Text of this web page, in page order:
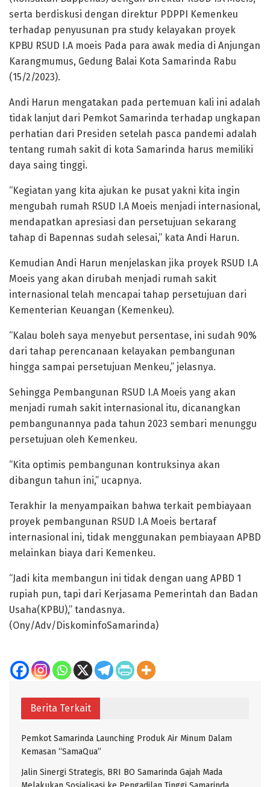
serta berdiskusi dengan direktur PDPPI Kemenkeu
terhadap penyusunan pra study kelayakan proyek
KPBU RSUD I.A moeis Pada para awak media di Anjungan
Karangmumus, Gedung Balai Kota Samarinda Rabu
(15/2/2023).
Andi Harun mengatakan pada pertemuan kali ini adalah
tidak lanjut dari Pemkot Samarinda terhadap ungkapan
perhatian dari Presiden setelah pasca pandemi adalah
tentang rumah sakit di kota Samarinda harus memiliki
daya saing tinggi.
“Kegiatan yang kita ajukan ke pusat yakni kita ingin
mengubah rumah RSUD I.A Moeis menjadi internasional,
mendapatkan apresiasi dan persetujuan sekarang
tahap di Bapennas sudah selesai,” kata Andi Harun.
Kemudian Andi Harun menjelaskan jika proyek RSUD I.A
Moeis yang akan dirubah menjadi rumah sakit
internasional telah mencapai tahap persetujuan dari
Kementerian Keuangan (Kemenkeu).
“Kalau boleh saya menyebut persentase, ini sudah 90%
dari tahap perencanaan kelayakan pembangunan
hingga sampai persetujuan Menkeu,” jelasnya.
Sehingga Pembangunan RSUD I.A Moeis yang akan
menjadi rumah sakit internasional itu, dicanangkan
pembangunannya pada tahun 2023 sembari menunggu
persetujuan oleh Kemenkeu.
“Kita optimis pembangunan kontruksinya akan
dibangun tahun ini,” ucapnya.
Terakhir Ia menyampaikan bahwa terkait pembiayaan
proyek pembangunan RSUD I.A Moeis bertaraf
internasional ini, tidak menggunakan pembiayaan APBD
melainkan biaya dari Kemenkeu.
“Jadi kita membangun ini tidak dengan uang APBD 1
rupiah pun, tapi dari Kerjasama Pemerintah dan Badan
Usaha(KPBU),” tandasnya.
(Ony/Adv/DiskominfoSamarinda)
Berita Terkait
Pemkot Samarinda Launching Produk Air Minum Dalam
Kemasan “SamaQua”
Jalin Sinergi Strategis, BRI BO Samarinda Gajah Mada